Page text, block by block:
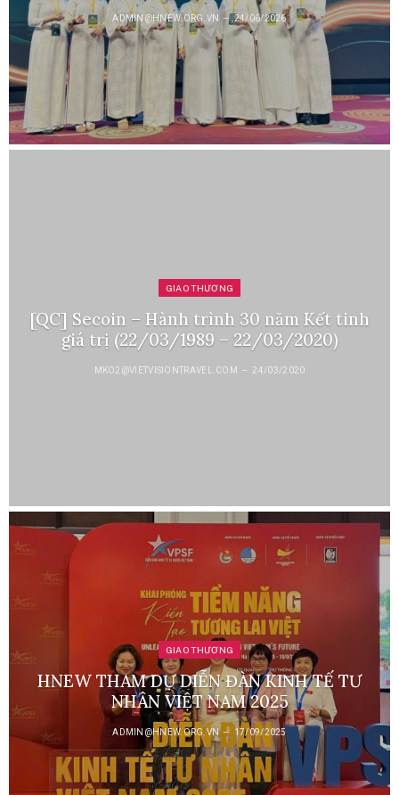
ADMIN@HNEW.ORG.VN 24/06/2026
GIAO THƯƠNG
[QC] Secoin – Hành trình 30 năm Kết tinh
giá trị (22/03/1989 – 22/03/2020)
MKO2@VIETVISIONTRAVEL.COM 24/03/2020
GIAO THƯƠNG
HNEW THAM DỰ DIỄN ĐÀN KINH TẾ TƯ
NHÂN VIỆT NAM 2025
ADMIN@HNEW.ORG.VN 17/09/2025